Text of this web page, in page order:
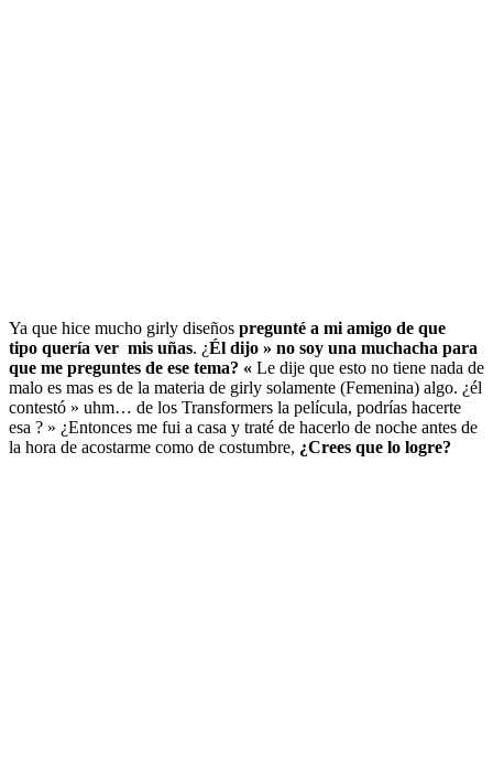
Ya que hice mucho girly diseños pregunté a mi amigo de que
tipo quería ver mis uñas. ¿Él dijo » no soy una muchacha para
que me preguntes de ese tema? « Le dije que esto no tiene nada de
malo es mas es de la materia de girly solamente (Femenina) algo. ¿él
contestó » uhm… de los Transformers la película, podrías hacerte
esa ? » ¿Entonces me fui a casa y traté de hacerlo de noche antes de
la hora de acostarme como de costumbre, ¿Crees que lo logre?